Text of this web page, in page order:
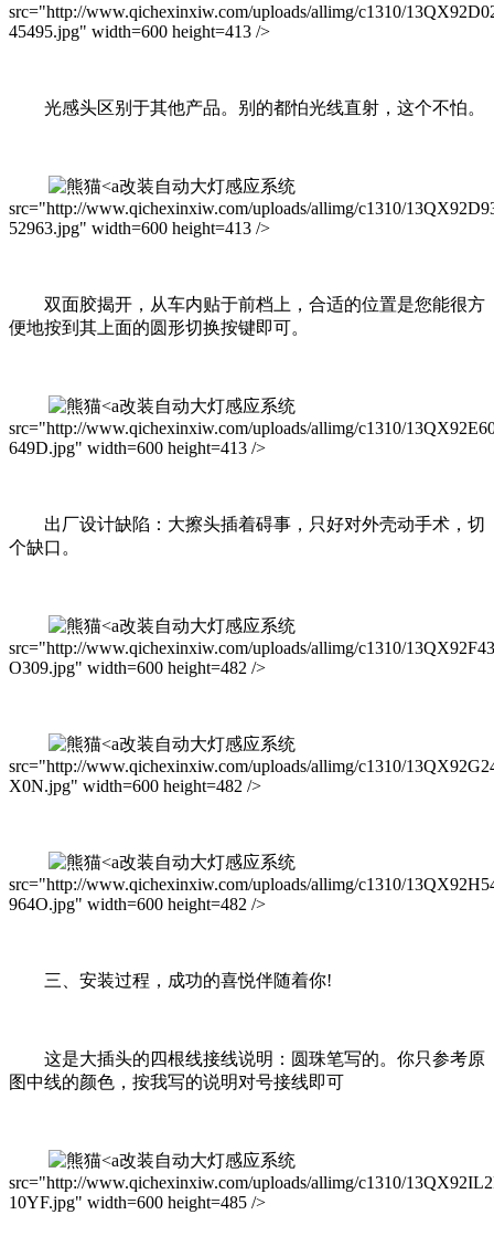
src="http://www.qichexinxiw.com/uploads/allimg/c1310/
45495.jpg" width=600 height=413 />
光感头区别于其他产品。别的都怕光线直射，这个不怕。
改装自动大灯感应系统
src="http://www.qichexinxiw.com/uploads/allimg/c1310/
52963.jpg" width=600 height=413 />
双面胶揭开，从车内贴于前档上，合适的位置是您能很方
便地按到其上面的圆形切换按键即可。
改装自动大灯感应系统
src="http://www.qichexinxiw.com/uploads/allimg/c1310/
649D.jpg" width=600 height=413 />
出厂设计缺陷：大擦头插着碍事，只好对外壳动手术，切
个缺口。
改装自动大灯感应系统
src="http://www.qichexinxiw.com/uploads/allimg/c1310/
O309.jpg" width=600 height=482 />
改装自动大灯感应系统
src="http://www.qichexinxiw.com/uploads/allimg/c1310/
X0N.jpg" width=600 height=482 />
改装自动大灯感应系统
src="http://www.qichexinxiw.com/uploads/allimg/c1310/
964O.jpg" width=600 height=482 />
三、安装过程，成功的喜悦伴随着你!
这是大插头的四根线接线说明：圆珠笔写的。你只参考原
图中线的颜色，按我写的说明对号接线即可
改装自动大灯感应系统
src="http://www.qichexinxiw.com/uploads/allimg/c1310/
10YF.jpg" width=600 height=485 />